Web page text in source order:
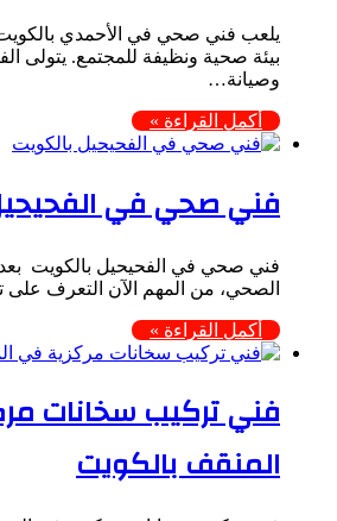
يلعب فني صحي في الأحمدي
بيئة صحية ونظيفة للمجتمع. يتولى
وصيانة…
أكمل القراءة »
فني صحي في
فني صحي في الفحيحيل بالكويت بعد
الصحي، من المهم الآن التعرف
أكمل القراءة »
فني تركيب سخانات
المنقف بالكويت